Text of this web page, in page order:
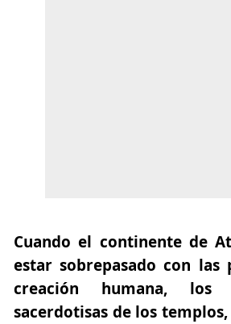
Cuando el continente de
estar sobrepasado con las
creación humana, los
sacerdotisas de los